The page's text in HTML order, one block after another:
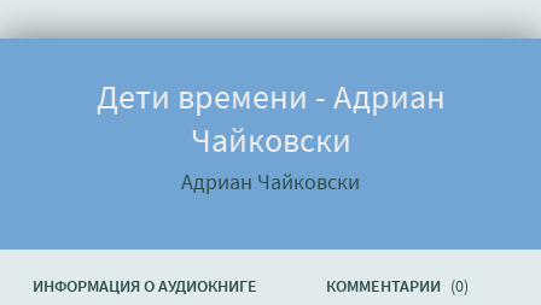
Дети времени - Адриан
Чайковски
Адриан Чайковски
ИНФОРМАЦИЯ О АУДИОКНИГЕ КОММЕНТАРИИ (0)